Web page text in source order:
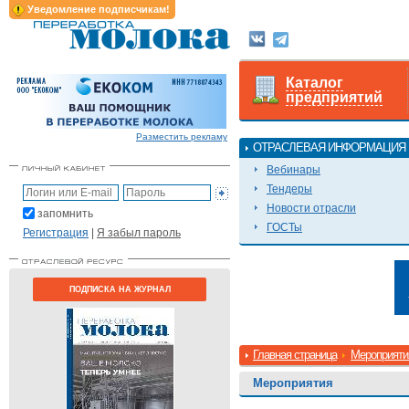
Уведомление подписчикам!
Разместить рекламу
запомнить
Регистрация | Я забыл пароль
ПОДПИСКА НА ЖУРНАЛ
Каталог
предприятий
ОТРАСЛЕВАЯ ИНФОРМАЦИЯ
Вебинары
Тендеры
Новости отрасли
ГОСТы
Главная страница
Мероприятия